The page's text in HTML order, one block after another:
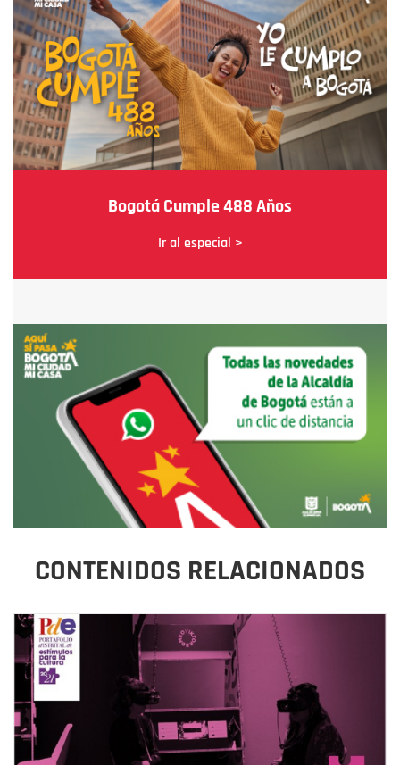
Bogotá Cumple 488 Años
Ir al especial >
CONTENIDOS RELACIONADOS